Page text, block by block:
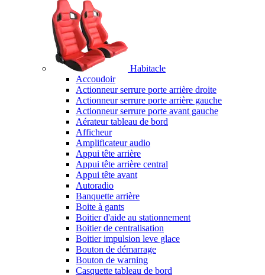
Habitacle
Accoudoir
Actionneur serrure porte arrière droite
Actionneur serrure porte arrière gauche
Actionneur serrure porte avant gauche
Aérateur tableau de bord
Afficheur
Amplificateur audio
Appui tête arrière
Appui tête arrière central
Appui tête avant
Autoradio
Banquette arrière
Boite à gants
Boitier d'aide au stationnement
Boitier de centralisation
Boitier impulsion leve glace
Bouton de démarrage
Bouton de warning
Casquette tableau de bord